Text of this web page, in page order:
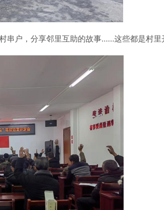
户，分享邻里互助的故事……这些都是村里